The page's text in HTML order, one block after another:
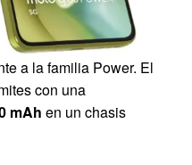
a la familia Power. El
con una
mAh en un chasis